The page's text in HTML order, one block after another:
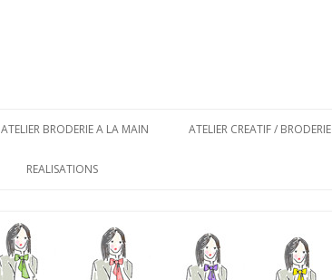
ATELIER BRODERIE A LA MAIN ATELIER CREATIF / BRODERIE
REALISATIONS